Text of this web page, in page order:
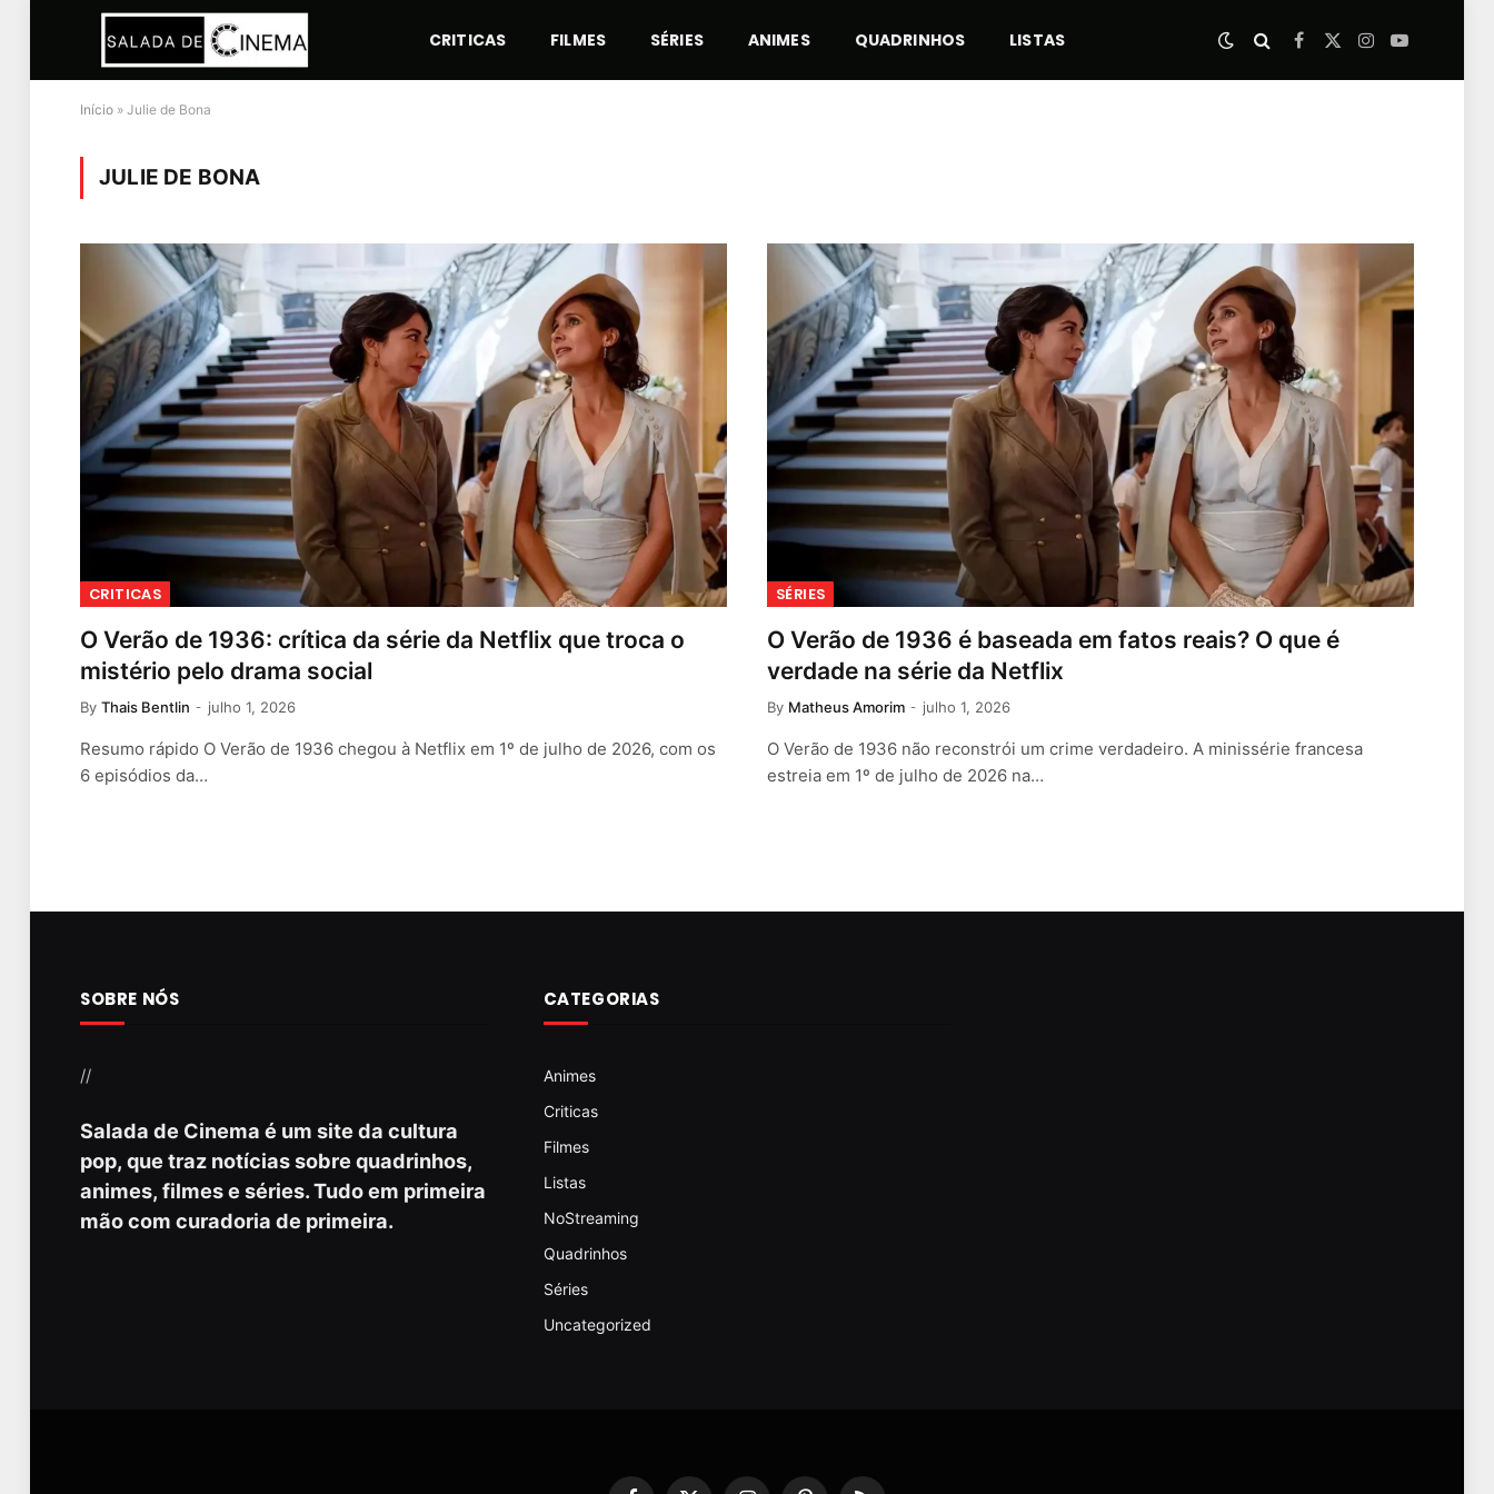
CRITICAS FILMES SÉRIES ANIMES QUADRINHOS LISTAS Facebook
X
Instagram
YouTube
Início » Julie de Bona
JULIE DE BONA
CRITICAS
O Verão de 1936: crítica da série da Netflix que troca o
mistério pelo drama social
By Thais Bentlin julho 1, 2026
Resumo rápido O Verão de 1936 chegou à Netflix em 1º de julho de 2026, com os
6 episódios da…
SÉRIES
O Verão de 1936 é baseada em fatos reais? O que é
verdade na série da Netflix
By Matheus Amorim julho 1, 2026
O Verão de 1936 não reconstrói um crime verdadeiro. A minissérie francesa
estreia em 1º de julho de 2026 na…
SOBRE NÓS
//
Salada de Cinema é um site da cultura
pop, que traz notícias sobre quadrinhos,
animes, filmes e séries. Tudo em primeira
mão com curadoria de primeira.
CATEGORIAS
Animes
Criticas
Filmes
Listas
NoStreaming
Quadrinhos
Séries
Uncategorized